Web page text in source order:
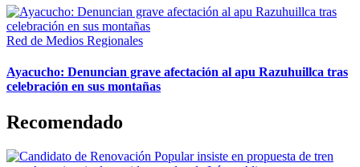
Red de Medios Regionales
Ayacucho: Denuncian grave afectación al apu Razuhuillca tras
celebración en sus montañas
Recomendado